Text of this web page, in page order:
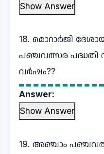
Show Answer
18. മൊറാർജി
പഞ്ചവത്സര പദ്ധതി
വർഷം??
Answer:
Show Answer
19. അഞ്ചാം